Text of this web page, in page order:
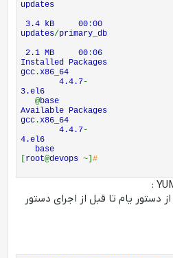
Updating
gcc x86_64 4.4.7-
Updating
fordependencies
cpp x86_64 4.4.7-4.el6 base 3.7
gcc
- ++ x86_64 4.4.7
libgcc x86_64 4.4.7
libgomp x86_64 4.4.7
libstdc++ x86_64 4.4.7
libstdc
++- devel x86_64 4.4.7
Transaction Summary
Upgrade 7 Package
Total download size
Is this ok
3.4 kB 00 :00
updates/
2.1 MB 00 :06
Installed Packages
gcc .
4.4.7-
@base
Available Packages
gcc .
4.4.7-
base
root@devops ~] #
دستور یام تا قبل از اجرای دستور